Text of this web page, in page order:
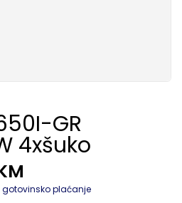
GR
4xšuko
plaćanje